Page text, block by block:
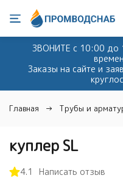
ЗВОНИТЕ с 10:00 до
Заказы на сайте и
Главная Трубы и
куплер SL
4.1
Написать отзыв